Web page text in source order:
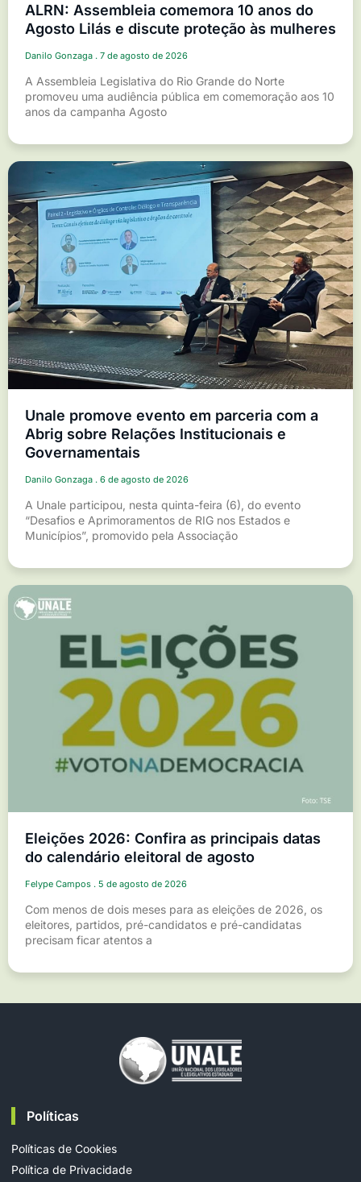
ALRN: Assembleia comemora 10 anos do
Agosto Lilás e discute proteção às mulheres
Danilo Gonzaga 7 de agosto de 2026
A Assembleia Legislativa do Rio Grande do Norte
promoveu uma audiência pública em comemoração aos 10
anos da campanha Agosto
Unale promove evento em parceria com a
Abrig sobre Relações Institucionais e
Governamentais
Danilo Gonzaga 6 de agosto de 2026
A Unale participou, nesta quinta-feira (6), do evento
“Desafios e Aprimoramentos de RIG nos Estados e
Municípios”, promovido pela Associação
Eleições 2026: Confira as principais datas
do calendário eleitoral de agosto
Felype Campos 5 de agosto de 2026
Com menos de dois meses para as eleições de 2026, os
eleitores, partidos, pré-candidatos e pré-candidatas
precisam ficar atentos a
Políticas
Políticas de Cookies
Política de Privacidade